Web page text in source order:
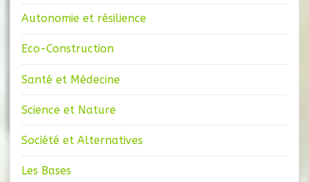
Autonomie et résilience
Eco-Construction
Santé et Médecine
Science et Nature
Société et Alternatives
Les Bases